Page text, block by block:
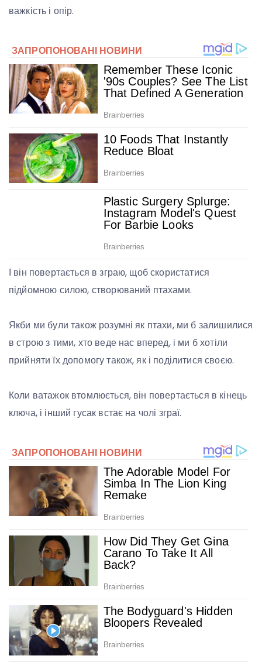
важкість і опір.
І він повертається в зграю, щоб скористатися
підйомною силою, створюваний птахами.
Якби ми були також розумні як птахи, ми б залишилися
в строю з тими, хто веде нас вперед, і ми б хотіли
прийняти їх допомогу також, як і поділитися своєю.
Коли ватажок втомлюється, він повертається в кінець
ключа, і інший гусак встає на чолі зграї.